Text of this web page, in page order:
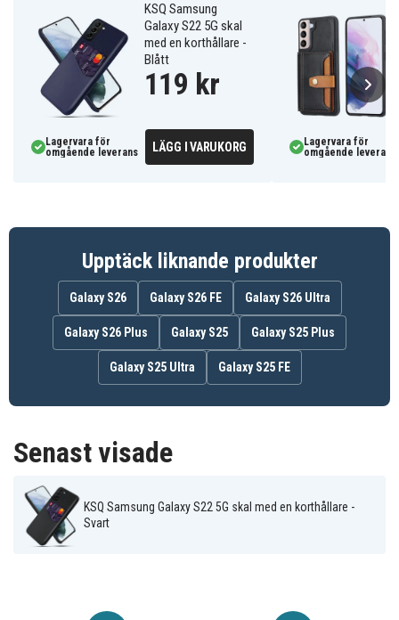
Funktioner Kortfack
Färg Svart
Material Plast
KSQ Samsung
Galaxy S22 5G skal
med en korthållare -
Blått
119 kr
Lagervara för
omgående leverans
LÄGG I VARUKORG
Lagervara för
omgående leverans
Upptäck liknande produkter
Galaxy S26 Galaxy S26 FE Galaxy S26 Ultra
Galaxy S26 Plus Galaxy S25 Galaxy S25 Plus
Galaxy S25 Ultra Galaxy S25 FE
Senast visade
KSQ Samsung Galaxy S22 5G skal med en korthållare -
Svart